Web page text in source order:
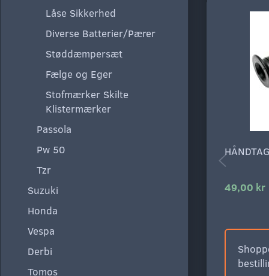
Låse Sikkerhed
Diverse Batterier/Pærer
Støddæmpersæt
Fælge og Eger
Stofmærker Skilte
Klistermærker
Passola
Pw 50
Tzr
Suzuki
Honda
Vespa
Derbi
Tomos
49,00 kr